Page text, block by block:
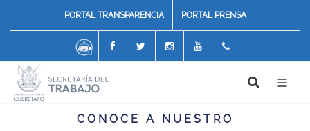
PORTAL TRANSPARENCIA PORTAL PRENSA
Chatbot FacebookTwitter InstagramYoutube
CONOCE A NUESTRO